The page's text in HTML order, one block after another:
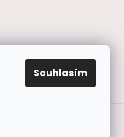
Souhlasím